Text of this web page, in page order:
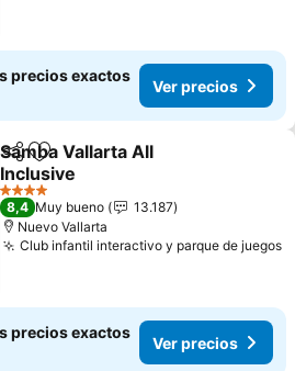
precios exactos
Ver precios
CompartirAgregar a favoritos
Samba Vallarta All
Inclusive
Ver precios
4 Estrellas
8,4 Muy bueno
13.187
Nuevo Vallarta
Club infantil interactivo y parque de juegos
precios exactos
Ver precios